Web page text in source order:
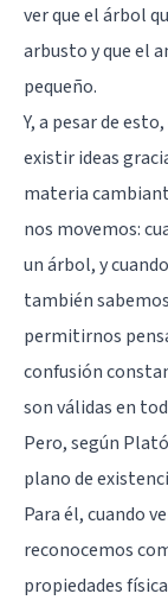
ver que el árbol
arbusto y que el
pequeño.
Y, a pesar de
existir ideas
materia
nos movemos:
un árbol, y
también
permitirnos
confusión
son válidas en
Pero, según
plano de
Para él, cuando
reconocemos
propiedades